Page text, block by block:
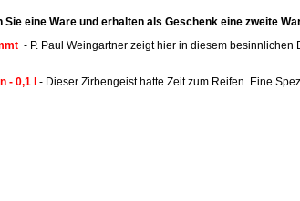
eine Ware und erhalten als Geschenk eine zweite
- P. Paul Weingartner zeigt hier in diesem besinnlichen
- 0,1 l - Dieser Zirbengeist hatte Zeit zum Reifen. Eine